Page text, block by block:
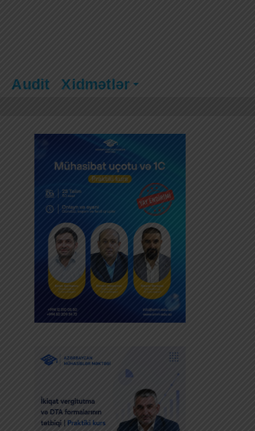
Audit Xidmətlər